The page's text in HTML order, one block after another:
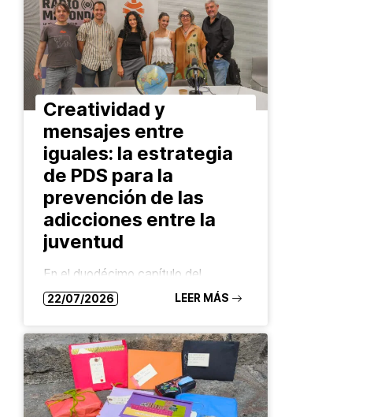
Creatividad y
mensajes entre
iguales: la estrategia
de PDS para la
prevención de las
adicciones entre la
juventud
En el duodécimo capítulo del
podcast Por el mundo que
queremos, explicamos cómo las
convertir en agentes de cambio
para sensibilizar a sus iguales
alrededor de…
22/07/2026 LEER MÁS